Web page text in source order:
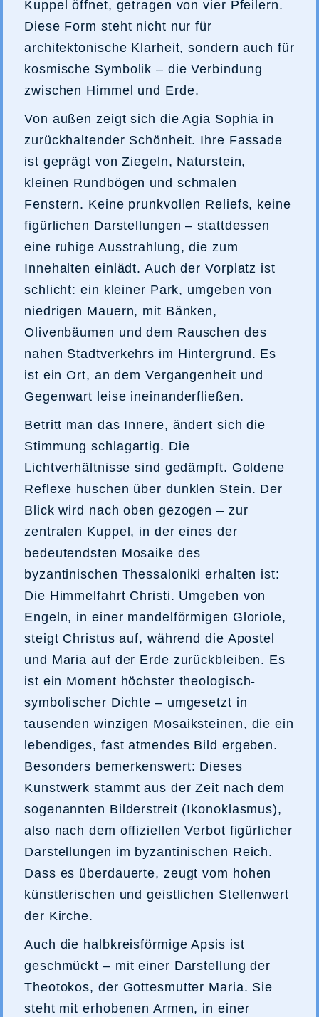
Kuppel öffnet, getragen von vier Pfeilern.
Diese Form steht nicht nur für
architektonische Klarheit, sondern auch für
kosmische Symbolik – die Verbindung
zwischen Himmel und Erde.
Von außen zeigt sich die Agia Sophia in
zurückhaltender Schönheit. Ihre Fassade
ist geprägt von Ziegeln, Naturstein,
kleinen Rundbögen und schmalen
Fenstern. Keine prunkvollen Reliefs, keine
figürlichen Darstellungen – stattdessen
eine ruhige Ausstrahlung, die zum
Innehalten einlädt. Auch der Vorplatz ist
schlicht: ein kleiner Park, umgeben von
niedrigen Mauern, mit Bänken,
Olivenbäumen und dem Rauschen des
nahen Stadtverkehrs im Hintergrund. Es
ist ein Ort, an dem Vergangenheit und
Gegenwart leise ineinanderfließen.
Betritt man das Innere, ändert sich die
Stimmung schlagartig. Die
Lichtverhältnisse sind gedämpft. Goldene
Reflexe huschen über dunklen Stein. Der
Blick wird nach oben gezogen – zur
zentralen Kuppel, in der eines der
bedeutendsten Mosaike des
byzantinischen Thessaloniki erhalten ist:
Die Himmelfahrt Christi. Umgeben von
Engeln, in einer mandelförmigen Gloriole,
steigt Christus auf, während die Apostel
und Maria auf der Erde zurückbleiben. Es
ist ein Moment höchster theologisch-
symbolischer Dichte – umgesetzt in
tausenden winzigen Mosaiksteinen, die ein
lebendiges, fast atmendes Bild ergeben.
Besonders bemerkenswert: Dieses
Kunstwerk stammt aus der Zeit nach dem
sogenannten Bilderstreit (Ikonoklasmus),
also nach dem offiziellen Verbot figürlicher
Darstellungen im byzantinischen Reich.
Dass es überdauerte, zeugt vom hohen
künstlerischen und geistlichen Stellenwert
der Kirche.
Auch die halbkreisförmige Apsis ist
geschmückt – mit einer Darstellung der
Theotokos, der Gottesmutter Maria. Sie
steht mit erhobenen Armen, in einer